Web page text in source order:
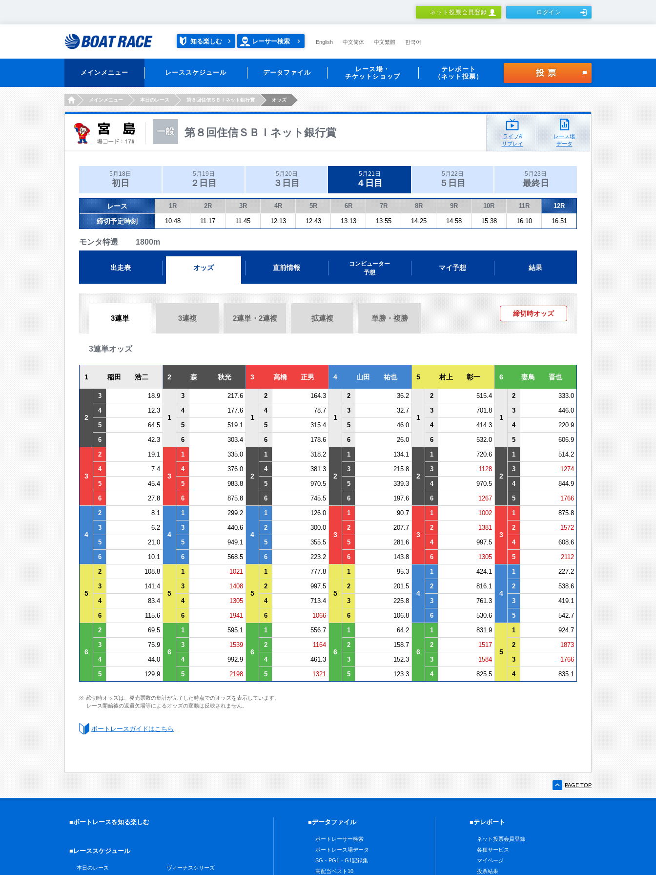
ネット投票会員登録 ログイン
知る楽しむ レーサー検索 English 中文简体 中文繁體 한국어
メインメニュー レーススケジュール データファイル
レース場・
チケットショップ
テレボート
（ネット投票）
投票
HOMEメインメニュー 本日のレース 第８回住信ＳＢＩネット銀行賞 オッズ
第８回住信ＳＢＩネット銀行賞
ライブ&
リプレイ
レース場
データ
5月18日
初日
5月19日
２日目
5月20日
３日目
5月21日
４日目
5月22日
５日目
5月23日
最終日
レース 1R 2R 3R 4R 5R 6R 7R 8R 9R 10R 11R 12R
締切予定時刻 10:48 11:17 11:45 12:13 12:43 13:13 13:55 14:25 14:58 15:38 16:10 16:51
モンタ特選 1800m
出走表 オッズ 直前情報
コンピューター
予想
マイ予想 結果
3連単 3連複 2連単・2連複 拡連複 単勝・複勝
締切時オッズ
3連単オッズ
1 稲田 浩二 2 森 秋光 3 高橋 正男 4 山田 祐也 5 村上 彰一 6 妻鳥 晋也
2
3 18.9
1
3 217.6
1
2 164.3
1
2 36.2
1
2 515.4
1
2
333.0
4
12.3 4 177.6 4 78.7 3 32.7 3 701.8 3
446.0
5
64.5 5 519.1 5 315.4 5 46.0 4 414.3 4
220.9
6
42.3 6 303.4 6 178.6 6 26.0 6 532.0 5 606.9
3
2 19.1
3
1 335.0
2
1 318.2
2
1 134.1
2
1 720.6
2
1
514.2
4
7.4 4 376.0 4 381.3 3 215.8 3 1128 3
1274
5
45.4 5 983.8 5 970.5 5 339.3 4 970.5 4
844.9
6
27.8 6 875.8 6 745.5 6 197.6 6 1267 5 1766
4
2 8.1
4
1 299.2
4
1 126.0
3
1 90.7
3
1 1002
3
1
875.8
3
6.2 3 440.6 2 300.0 2 207.7 2 1381 2
1572
5
21.0 5 949.1 5 355.5 5 281.6 4 997.5 4
608.6
6
10.1 6 568.5 6 223.2 6 143.8 6 1305 5 2112
5
2 108.8
5
1 1021
5
1 777.8
5
1 95.3
4
1 424.1
4
1
227.2
3
141.4 3 1408 2 997.5 2 201.5 2 816.1 2
538.6
4
83.4 4 1305 4 713.4 3 225.8 3 761.3 3
419.1
6
115.6 6 1941 6 1066 6 106.8 6 530.6 5 542.7
6
2 69.5
6
1 595.1
6
1 556.7
6
1 64.2
6
1 831.9
5
1
924.7
3
75.9 3 1539 2 1164 2 158.7 2 1517 2
1873
4
44.0 4 992.9 4 461.3 3 152.3 3 1584 3
1766
5
129.9 5 2198 5 1321 5 123.3 4 825.5 4 835.1
締切時オッズは、発売票数の集計が完了した時点でのオッズを表示しています。
レース開始後の返還欠場等によるオッズの変動は反映されません。
ボートレースガイドはこちら
PAGE TOP
■ボートレースを知る楽しむ
■レーススケジュール
本日のレース ヴィーナスシリーズ
■データファイル
ボートレーサー検索
ボートレース場データ
SG・PG1・G1記録集
高配当ベスト10
■テレボート
ネット投票会員登録
各種サービス
マイページ
投票結果